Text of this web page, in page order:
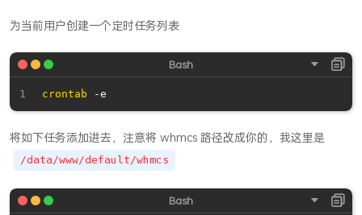
为当前用户创建一个定时任务列表
crontab
将如下任务添加进去，注意将 whmcs 路径改成你的，我这里是
/data/www/default/whmcs